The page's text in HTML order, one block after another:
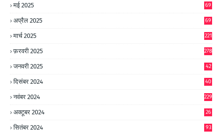
मई 2025 69
अप्रैल 2025 69
मार्च 2025 221
फ़रवरी 2025 278
जनवरी 2025
42
दिसंबर 2024
40
नवंबर 2024 229
अक्टूबर 2024
26
सितंबर 2024 93